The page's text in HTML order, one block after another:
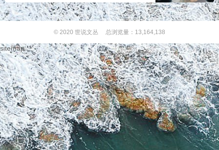
© 2020 世说文丛 总浏览量：13,164,138
sitemap